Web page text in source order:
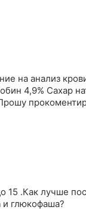
на анализ
4,9% Сахар
и глюкофаша?